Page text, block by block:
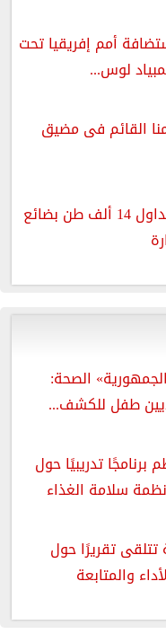
أمم إفريقيا تحت
القائم فى مضيق
موانئ البحر الأحمر: تداول 14 ألف طن بضائع
الصحة:
برنامجًا تدريبيًا حول
سلامة الغذاء
تتلقى تقريرًا حول
والمتابعة